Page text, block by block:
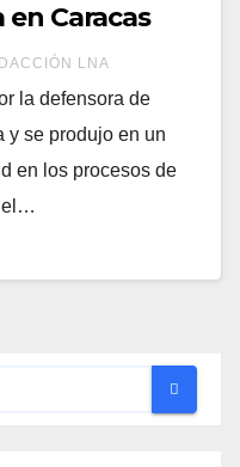
Caracas
LNA
la defensora de
y se produjo en un
en los procesos de
el…